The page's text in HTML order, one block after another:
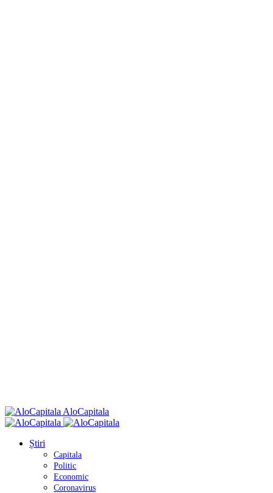
AloCapitala
Știri
Capitala
Politic
Economic
Coronavirus